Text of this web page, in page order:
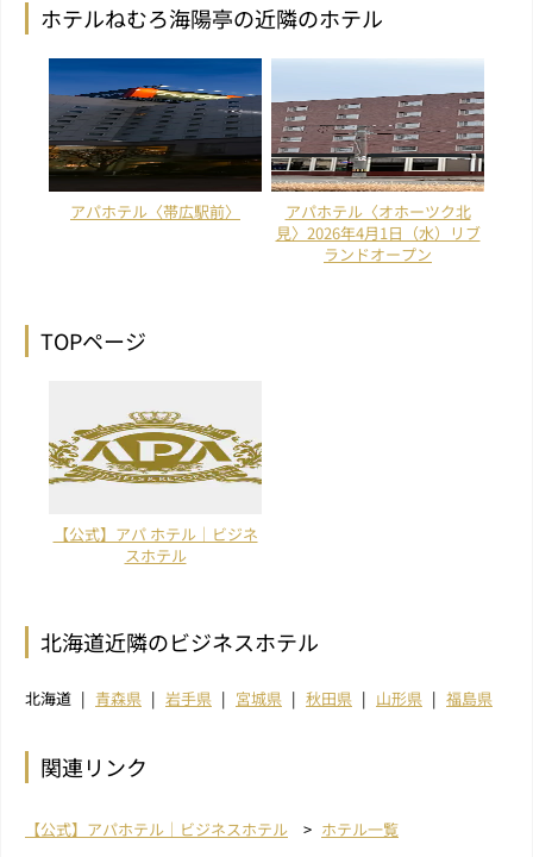
ホテルねむろ海陽亭の近隣のホテル
アパホテル〈帯広駅前〉
アパホテル〈オホーツク北
見〉2026年4月1日（水）リブ
ランドオープン
TOPページ
【公式】アパ ホテル｜ビジネ
スホテル
北海道近隣のビジネスホテル
北海道 青森県 岩手県 宮城県 秋田県 山形県 福島県
関連リンク
【公式】アパホテル｜ビジネスホテル
ホテル一覧